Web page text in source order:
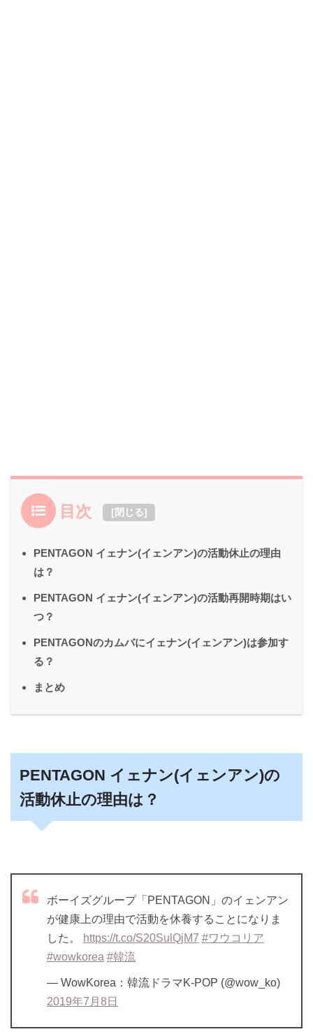
目次 [閉じる]
PENTAGON イェナン(イェンアン)の活動休止の理由
は？
PENTAGON イェナン(イェンアン)の活動再開時期はい
つ？
PENTAGONのカムバにイェナン(イェンアン)は参加す
る？
まとめ
PENTAGON イェナン(イェンアン)の
活動休止の理由は？
ボーイズグループ「PENTAGON」のイェンアン
が健康上の理由で活動を休養することになりま
した。
https://t.co/S20SulQjM7 #ワウコリア
#wowkorea #韓流
— WowKorea：韓流ドラマK-POP (@wow_ko)
2019年7月8日